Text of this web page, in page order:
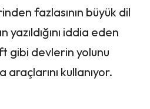
fazlasının büyük dil
iddia eden
gibi devlerin yolunu
kullanıyor.